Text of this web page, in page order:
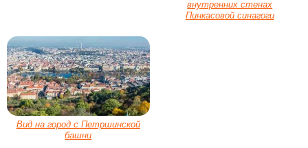
внутренних стенах
Пинкасовой синагоги
Вид на город с Петршинской
башни